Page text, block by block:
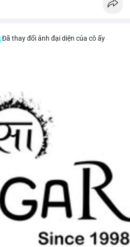
Đã thay đổi ảnh đại diện của cô ấy